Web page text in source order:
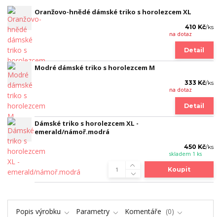
Oranžovo-hnědé dámské triko s horolezcem XL
410 Kč/ks
na dotaz
Detail
Modré dámské triko s horolezcem M
333 Kč/ks
na dotaz
Detail
Dámské triko s horolezcem XL -
emerald/námoř.modrá
450 Kč/ks
skladem 1 ks
Koupit
Popis výrobku Parametry Komentáře 0